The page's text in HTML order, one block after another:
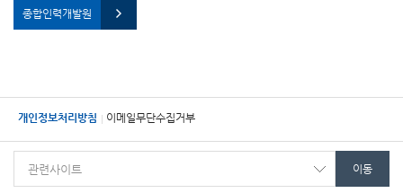
종합인력개발원
개인정보처리방침 이메일무단수집거부